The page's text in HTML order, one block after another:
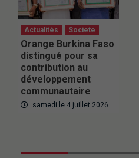
Actualités Societe
Orange Burkina Faso
distingué pour sa
contribution au
développement
communautaire
samedi le 4 juillet 2026